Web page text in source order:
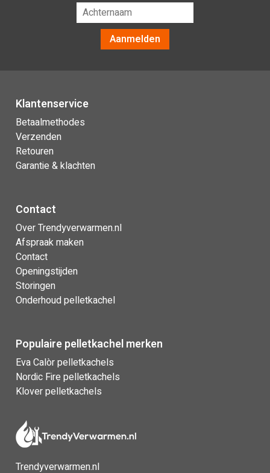
Aanmelden
Klantenservice
Betaalmethodes
Verzenden
Retouren
Garantie & klachten
Contact
Over Trendyverwarmen.nl
Afspraak maken
Contact
Openingstijden
Storingen
Onderhoud pelletkachel
Populaire pelletkachel merken
Eva Calòr pelletkachels
Nordic Fire pelletkachels
Klover pelletkachels
Trendyverwarmen.nl